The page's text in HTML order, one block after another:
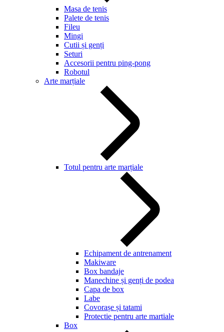
Masa de tenis
Palete de tenis
Fileu
Mingi
Cutii și genți
Seturi
Accesorii pentru ping-pong
Robotul
Arte marțiale
Totul pentru arte marțiale
Echipament de antrenament
Makiware
Box bandaje
Manechine și genți de podea
Capa de box
Labe
Covorașe și tatami
Protectie pentru arte martiale
Box